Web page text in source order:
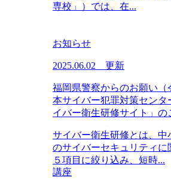
専校」）では、在...
お知らせ
2025.06.02 更新
福岡県警察からのお願い（
本サイバー犯罪対策セン
イバー衛生研修サイト」の
サイバー衛生研修とは、中
のサイバーセキュリティに
５項目に絞り込み、短時...
講座